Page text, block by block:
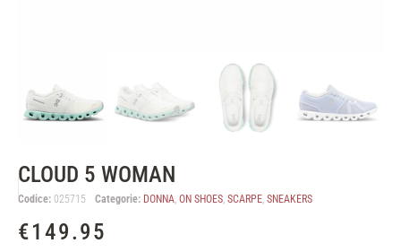
CLOUD 5 WOMAN
Codice: 025715 Categorie: DONNA, ON SHOES, SCARPE, SNEAKERS
€149.95